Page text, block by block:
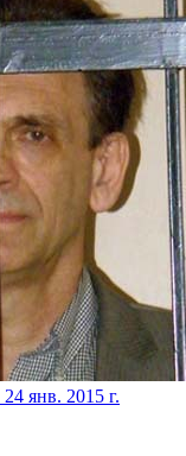
24 янв. 2015 г.